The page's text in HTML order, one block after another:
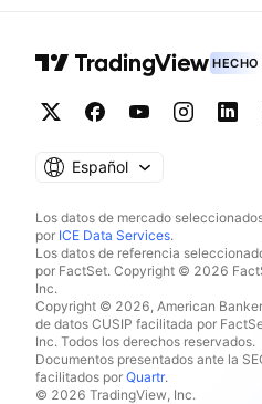
Español
Los datos de mercado
por ICE Data Services.
Los datos de referencia
por FactSet. Copyright © 2026
Inc.
Copyright © 2026, American
de datos CUSIP facilitada por
Inc. Todos los derechos reservados.
Documentos presentados ante la
facilitados por Quartr.
© 2026 TradingView, Inc.